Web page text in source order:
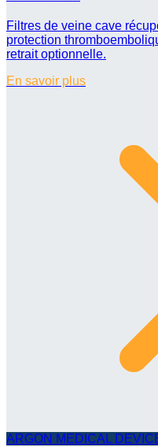
Filtres de veine cave
protection
retrait optionnelle.
En savoir plus
ARGON MEDICAL